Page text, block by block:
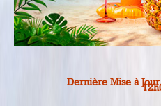
Dernière Mise à